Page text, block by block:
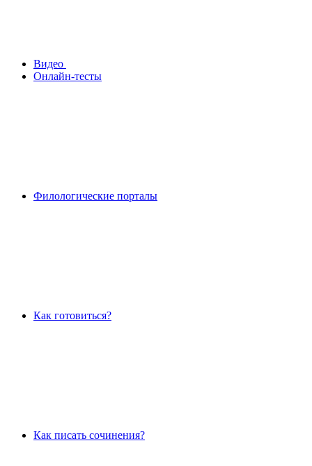
Видео
Онлайн-тесты
Филологические порталы
Как готовиться?
Как писать сочинения?